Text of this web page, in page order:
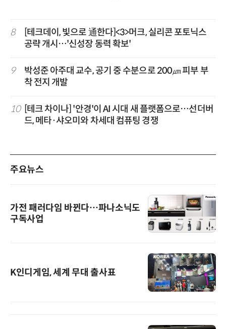
8
[테크데이, 빛으로 通한다]<3>머크, 실리콘 포토닉스
공략 개시…'신성장 동력 확보'
9
박성준 아주대 교수, 공기 중 수분으로 200㎛ 피부 부
착 전지 개발
10 [테크 차이나] '안경'이 AI 시대 새 플랫폼으로…선더버
드, 메타·샤오미와 차세대 컴퓨팅 경쟁
주요뉴스
가전 패러다임 바뀐다…파나소닉도
구독사업
K인디게임, 세계 무대 출사표